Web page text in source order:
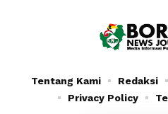
Tentang Kami Redaksi
Privacy Policy